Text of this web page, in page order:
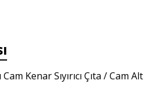
Kenar Sıyırıcı Çıta / Cam Alt